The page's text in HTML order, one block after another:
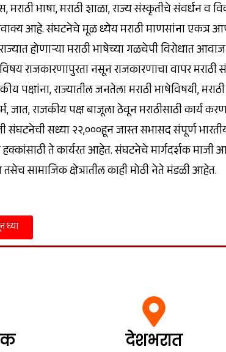
भाषा, मराठी शाळा, राज्य संस्कृतीचे संवर्धन व
आहे. संघटनेचे मूळ ध्येय मराठी माणसांना एकत्र
होणाऱ्या मराठी भाषेच्या गळचेपी विरोधात
राजकारणापुरता नसून राजकारणाचा वापर
पक्षांना, राज्यातील जनतेला मराठी भाषेविषयी,
जात, राजकीय पक्ष बाजूला ठेवून मराठीसाठी कार्य
संघटनेची सध्या २२,०००हून जास्त सभासद संपूर्ण
हक्कांसाठी ते कार्यरत आहेत. संघटनेचे मार्गदर्शक
तसेच सामाजिक क्षेत्रातील काही मोठी नेते मंडळी आहेत.
घ्या
देशभरात